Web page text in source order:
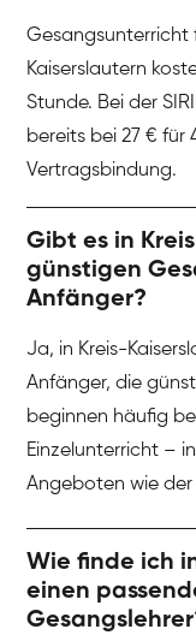
Gesangsunterricht
Kaiserslautern
Stunde. Bei der
bereits bei 27 € für
Vertragsbindung.
Gibt es in
günstigen
Anfänger?
Ja, in Kreis-
Anfänger, die
beginnen häufig
Einzelunterricht –
Angeboten wie der
Wie finde ich
einen